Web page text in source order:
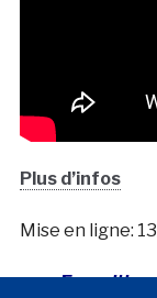
Plus d’infos
Mise en ligne:
Exposition